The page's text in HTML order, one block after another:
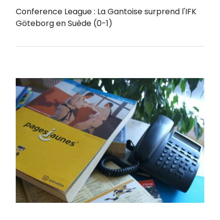
Conference League : La Gantoise surprend l'IFK
Göteborg en Suède (0-1)